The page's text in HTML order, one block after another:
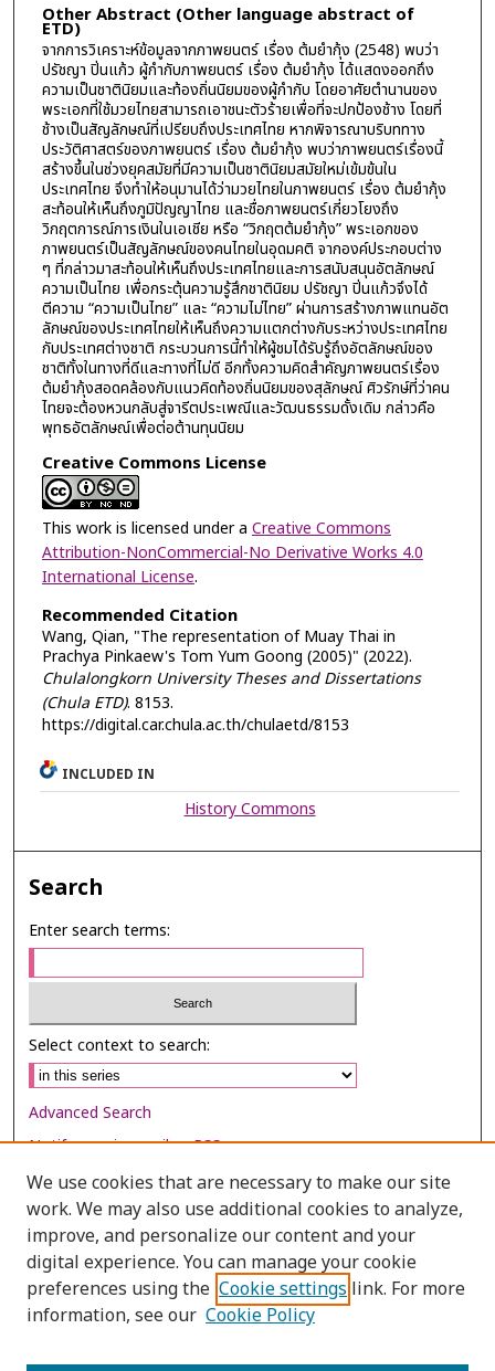
Other Abstract (Other language abstract of
ETD)
จากการวิเคราะห์ข้อมูลจากภาพยนตร์ เรื่อง ต้มยำกุ้ง (2548) พบว่า
ปรัชญา ปิ่นแก้ว ผู้กำกับภาพยนตร์ เรื่อง ต้มยำกุ้ง ได้แสดงออกถึง
ความเป็นชาตินิยมและท้องถิ่นนิยมของผู้กำกับ โดยอาศัยตำนานของ
พระเอกที่ใช้มวยไทยสามารถเอาชนะตัวร้ายเพื่อที่จะปกป้องช้าง โดยที่
ช้างเป็นสัญลักษณ์ที่เปรียบถึงประเทศไทย หากพิจารณาบริบททาง
ประวัติศาสตร์ของภาพยนตร์ เรื่อง ต้มยำกุ้ง พบว่าภาพยนตร์เรื่องนี้
สร้างขึ้นในช่วงยุคสมัยที่มีความเป็นชาตินิยมสมัยใหม่เข้มข้นใน
ประเทศไทย จึงทำให้อนุมานได้ว่ามวยไทยในภาพยนตร์ เรื่อง ต้มยำกุ้ง
สะท้อนให้เห็นถึงภูมิปัญญาไทย และชื่อภาพยนตร์เกี่ยวโยงถึง
วิกฤตการณ์การเงินในเอเชีย หรือ “วิกฤตต้มยำกุ้ง” พระเอกของ
ภาพยนตร์เป็นสัญลักษณ์ของคนไทยในอุดมคติ จากองค์ประกอบต่าง
ๆ ที่กล่าวมาสะท้อนให้เห็นถึงประเทศไทยและการสนับสนุนอัตลักษณ์
ความเป็นไทย เพื่อกระตุ้นความรู้สึกชาตินิยม ปรัชญา ปิ่นแก้วจึงได้
ตีความ “ความเป็นไทย” และ “ความไม่ไทย” ผ่านการสร้างภาพแทนอัต
ลักษณ์ของประเทศไทยให้เห็นถึงความแตกต่างกับระหว่างประเทศไทย
กับประเทศต่างชาติ กระบวนการนี้ทำให้ผู้ชมได้รับรู้ถึงอัตลักษณ์ของ
ชาติทั้งในทางที่ดีและทางที่ไม่ดี อีกทั้งความคิดสำคัญภาพยนตร์เรื่อง
ต้มยำกุ้งสอดคล้องกับแนวคิดท้องถิ่นนิยมของสุลักษณ์ ศิวรักษ์ที่ว่าคน
ไทยจะต้องหวนกลับสู่จารีตประเพณีและวัฒนธรรมดั้งเดิม กล่าวคือ
พุทธอัตลักษณ์เพื่อต่อต้านทุนนิยม
Creative Commons License
This work is licensed under a Creative Commons
Attribution-NonCommercial-No Derivative Works 4.0
International License.
Recommended Citation
Wang, Qian, "The representation of Muay Thai in
Prachya Pinkaew's Tom Yum Goong (2005)" (2022).
Chulalongkorn University Theses and Dissertations
(Chula ETD). 8153.
https://digital.car.chula.ac.th/chulaetd/8153
INCLUDED IN
History Commons
Search
Enter search terms:
Select context to search:
Advanced Search
Notify me via email orRSS
Browse
Collections
Disciplines
Authors
We use cookies that are necessary to make our site
work. We may also use additional cookies to analyze,
improve, and personalize our content and your
digital experience. You can manage your cookie
preferences using the Cookie settings link. For more
information, see our Cookie Policy